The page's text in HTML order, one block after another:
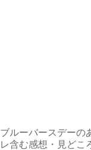
ブルーバースデーの
レ含む感想・見どこ